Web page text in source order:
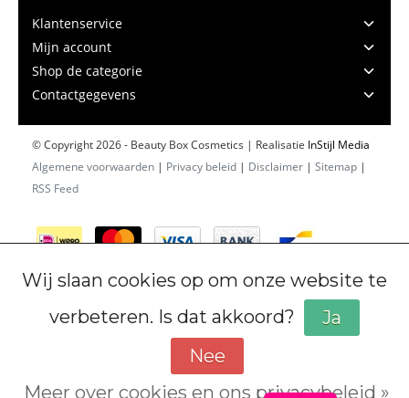
Klantenservice
Mijn account
Shop de categorie
Contactgegevens
© Copyright 2026 - Beauty Box Cosmetics | Realisatie InStijl Media
Algemene voorwaarden | Privacy beleid | Disclaimer | Sitemap |
RSS Feed
Wij slaan cookies op om onze website te
verbeteren. Is dat akkoord?
Ja
Nee
Meer over cookies en ons privacybeleid »